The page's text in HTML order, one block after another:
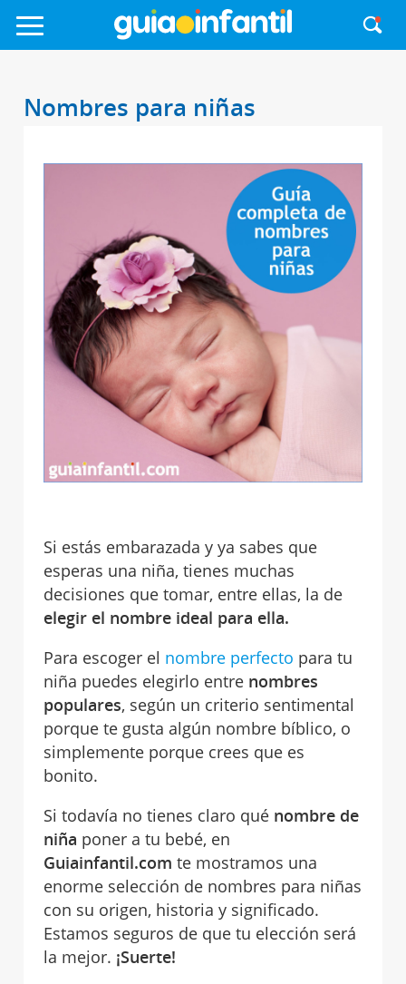
Nombres para niñas
Si estás embarazada y ya sabes que
esperas una niña, tienes muchas
decisiones que tomar, entre ellas, la de
elegir el nombre ideal para ella.
Para escoger el nombre perfecto para tu
niña puedes elegirlo entre nombres
populares, según un criterio sentimental
porque te gusta algún nombre bíblico, o
simplemente porque crees que es
bonito.
Si todavía no tienes claro qué nombre de
niña poner a tu bebé, en
Guiainfantil.com te mostramos una
enorme selección de nombres para niñas
con su origen, historia y significado.
Estamos seguros de que tu elección será
la mejor. ¡Suerte!